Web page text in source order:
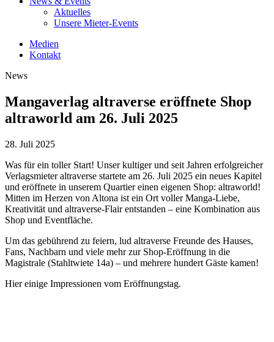
Aktuelles
Unsere Mieter-Events
Medien
Kontakt
News
Mangaverlag altraverse eröffnete Shop
altraworld am 26. Juli 2025
28. Juli 2025
Was für ein toller Start! Unser kultiger und seit Jahren erfolgreicher
Verlagsmieter altraverse startete am 26. Juli 2025 ein neues Kapitel
und eröffnete in unserem Quartier einen eigenen Shop: altraworld!
Mitten im Herzen von Altona ist ein Ort voller Manga-Liebe,
Kreativität und altraverse-Flair entstanden – eine Kombination aus
Shop und Eventfläche.
Um das gebührend zu feiern, lud altraverse Freunde des Hauses,
Fans, Nachbarn und viele mehr zur Shop-Eröffnung in die
Magistrale (Stahltwiete 14a) – und mehrere hundert Gäste kamen!
Hier einige Impressionen vom Eröffnungstag.